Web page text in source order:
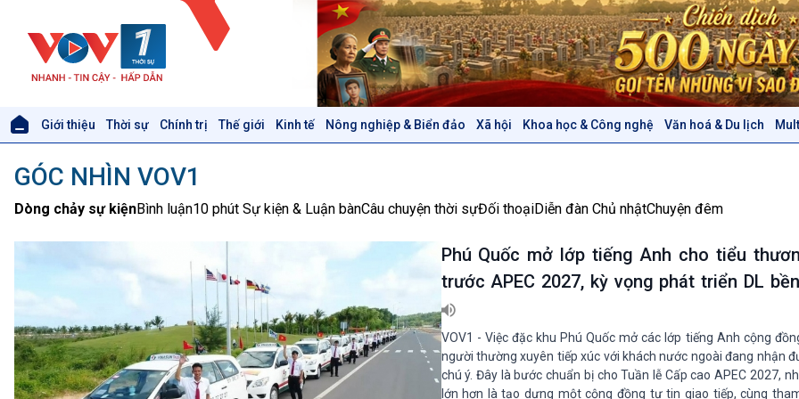
Giới thiệu Thời sự Chính trị Thế giới Kinh tế Nông nghiệp & Biển đảo Xã hội Khoa học & Công nghệ Văn hoá & Du lịch
Thời sự 18h
Thời sự 21h30
Chuyên mục
Theo dòng Thời sự
Chính phủ với người dân
Quốc hội với cử tri
Xây dựng đảng
Đảng trong cuộc sống
Nhận diện sự thật
Pháp luật và đời sống
Hồ sơ sự kiện quốc tế
Biên cương - Một dải vững
bền
Xã hội
Tin Đời sống & Xã hội
Khoa học & Công nghệ
Tin Khoa học & Công nghệ
Văn hoá & Du lịch
Tin Văn hoá & Du lịch
Multimedia
Ảnh
GÓC NHÌN VOV1
Dòng chảy sự kiệnBình luận10 phút Sự kiện & Luận bànCâu chuyện thời sựĐối thoạiDiễn đàn Chủ nhậtChuyện đêm
Phú Quốc mở lớp tiếng Anh cho tiểu
trước APEC 2027, kỳ vọng phát triển DL
VOV1 - Việc đặc khu Phú Quốc mở các lớp tiếng Anh cộng
người thường xuyên tiếp xúc với khách nước ngoài đang nhận
chú ý. Đây là bước chuẩn bị cho Tuần lễ Cấp cao APEC 2027,
lớn hơn là tạo dựng một cộng đồng tự tin giao tiếp, cùng